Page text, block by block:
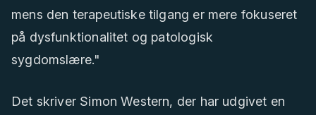
mens den terapeutiske tilgang er mere fokuseret
på dysfunktionalitet og patologisk
sygdomslære."
Det skriver Simon Western, der har udgivet en